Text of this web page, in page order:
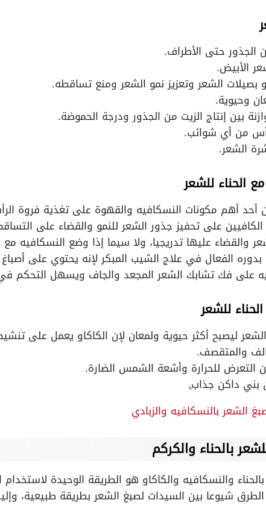
حتى الأطراف.
الأبيض.
الشعر وتعزيز نمو الشعر ومنع تساقطه.
وحيوية.
بين إنتاج الزيت من الجذور ودرجة الحموضة.
من أي شوائب.
الشعر.
الحناء للشعر
أحد أهم مكونات النسكافيه والقهوة على تغذية فروة
على تحفيز جذور الشعر للنمو والقضاء على
والقضاء عليها تدريجيا، ولا سيما إذا وضع النسكافيه
الفعال في علاج الشيب المبكر لإنه يحتوي على
على فك تشابك الشعر المجعد والجاف ويسهل التحكم
للشعر
ليصبح أكثر حيوية ولمعان لإن الكاكاو يعمل على
والمتقصف.
التعرض للحرارة وأشعة الشمس الضارة.
بني داكن جذاب.ِ
الشعر بالنسكافيه والزبادي
بالحناء والكركم
والنسكافيه والكاكاو هو الطريقة الوحيدة
شيوعا بين السيدات لصبغ الشعر بطريقة طبيعية،